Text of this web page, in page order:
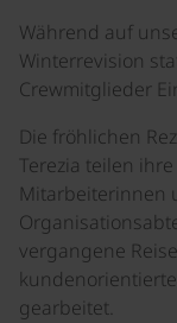
Während auf
Winterrevision
Crewmitglieder
Die fröhlichen
Terezia teilen
Mitarbeiterinnen
vergangene
gearbeitet.